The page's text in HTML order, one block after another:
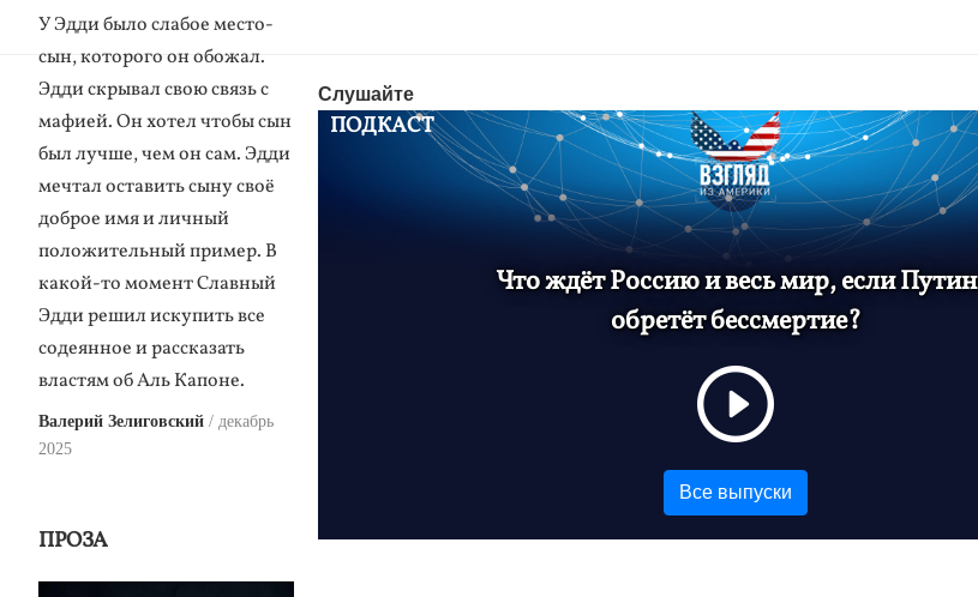
Слушайте
ПОДКАСТ
Что ждёт Россию и весь мир, если Путин
обретёт бессмертие?
Все выпуски
У Эдди было слабое место-
сын, которого он обожал.
Эдди скрывал свою связь с
мафией. Он хотел чтобы сын
был лучше, чем он сам. Эдди
мечтал оставить сыну своё
доброе имя и личный
положительный пример. В
какой-то момент Славный
Эдди решил искупить все
содеянное и рассказать
властям об Аль Капоне.
Валерий Зелиговский
декабрь
2025
ПРОЗА